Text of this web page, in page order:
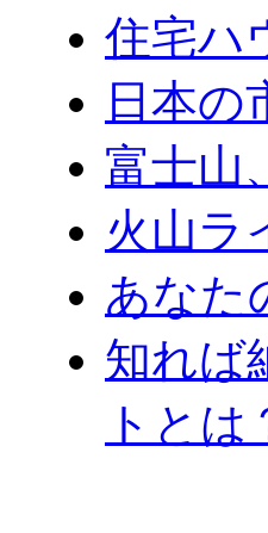
住宅ハ
日本の
富士山
火山ラ
あなた
知れば
トとは